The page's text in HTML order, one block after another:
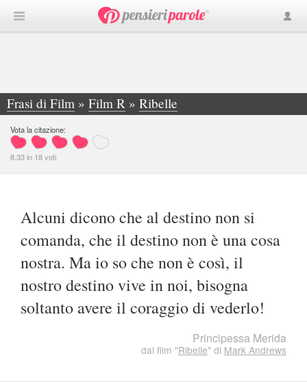
Frasi di Film » Film R » Ribelle
»Alcuni dicono che al destino non si comanda...
Vota la citazione:
8.33in 18voti
Alcuni dicono che al destino non si
comanda, che il destino non è una cosa
nostra. Ma io so che non è così, il
nostro destino vive in noi, bisogna
soltanto avere il coraggio di vederlo!
Principessa Merida
dal film "Ribelle" di Mark Andrews